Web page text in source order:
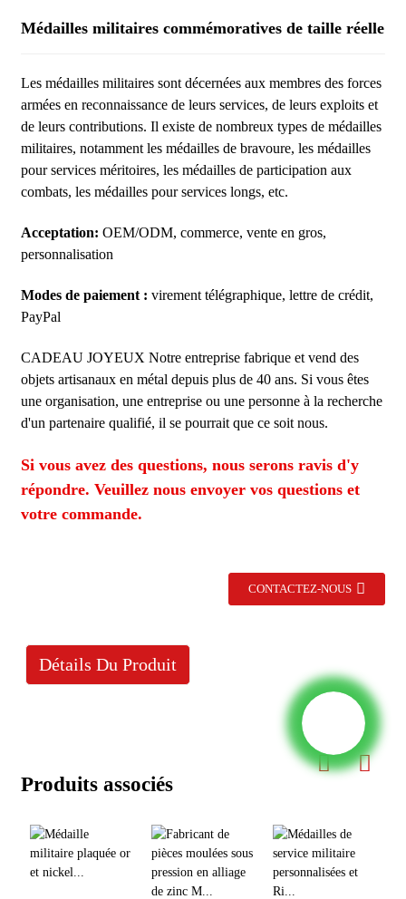
Médailles militaires commémoratives de taille réelle
Les médailles militaires sont décernées aux membres des forces
armées en reconnaissance de leurs services, de leurs exploits et
de leurs contributions. Il existe de nombreux types de médailles
militaires, notamment les médailles de bravoure, les médailles
pour services méritoires, les médailles de participation aux
combats, les médailles pour services longs, etc.
Acceptation: OEM/ODM, commerce, vente en gros,
personnalisation
Modes de paiement : virement télégraphique, lettre de crédit,
PayPal
CADEAU JOYEUX Notre entreprise fabrique et vend des
objets artisanaux en métal depuis plus de 40 ans. Si vous êtes
une organisation, une entreprise ou une personne à la recherche
d'un partenaire qualifié, il se pourrait que ce soit nous.
Si vous avez des questions, nous serons ravis d'y
répondre. Veuillez nous envoyer vos questions et
votre commande.
CONTACTEZ-NOUS
Détails Du Produit
Produits associés